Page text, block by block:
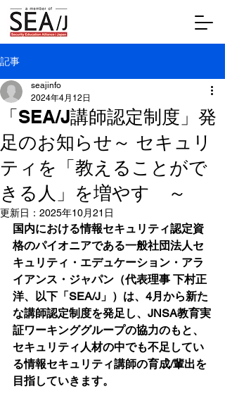
記事
「SEA/J講師認定制度」発
足のお知らせ～ セキュリ
ティを「教えることがで
きる人」を増やす ～
seajinfo
2024年4月12日
更新日： 2025年10月21日
国内における情報セキュリティ認定資
格のパイオニアである一般社団法人セ
キュリティ・エデュケーション・アラ
イアンス・ジャパン（代表理事 下村正
洋、以下「SEA/J」）は、4月から新た
な講師認定制度を発足し、JNSA教育実
証ワーキンググループの協力のもと、
セキュリティ人材の中でも不足してい
る情報セキュリティ講師の育成/輩出を
目指していきます。